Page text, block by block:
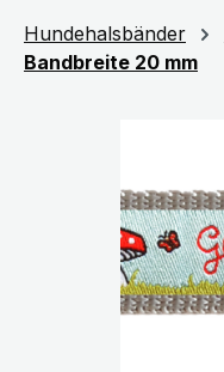
Hundehalsbänder
Bandbreite 20 mm